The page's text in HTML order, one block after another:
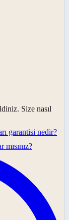
Size nasıl
garantisi nedir?